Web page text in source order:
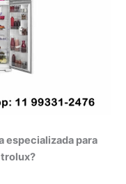
especializada para